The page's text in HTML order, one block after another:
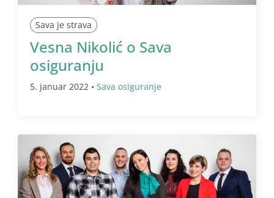
Sava je strava
Vesna Nikolić o Sava
osiguranju
5. januar 2022 • Sava osiguranje